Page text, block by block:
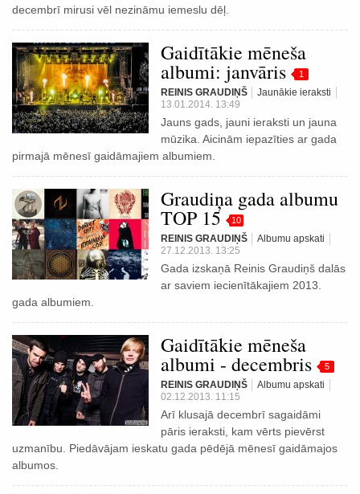
decembrī mirusi vēl nezināmu iemeslu dēļ.
Gaidītākie mēneša
albumi: janvāris 1
REINIS GRAUDIŅŠ
Jaunākie ieraksti
13.01.2014. 13:49
Jauns gads, jauni ieraksti un jauna
mūzika. Aicinām iepazīties ar gada
pirmajā mēnesī gaidāmajiem albumiem.
Graudiņa gada albumu
TOP 15 10
REINIS GRAUDIŅŠ
Albumu apskati
27.12.2013. 13:25
Gada izskaņā Reinis Graudiņš dalās
ar saviem iecienītākajiem 2013.
gada albumiem.
Gaidītākie mēneša
albumi - decembris 5
REINIS GRAUDIŅŠ
Albumu apskati
02.12.2013. 11:15
Arī klusajā decembrī sagaidāmi
pāris ieraksti, kam vērts pievērst
uzmanību. Piedāvājam ieskatu gada pēdējā mēnesī gaidāmajos
albumos.